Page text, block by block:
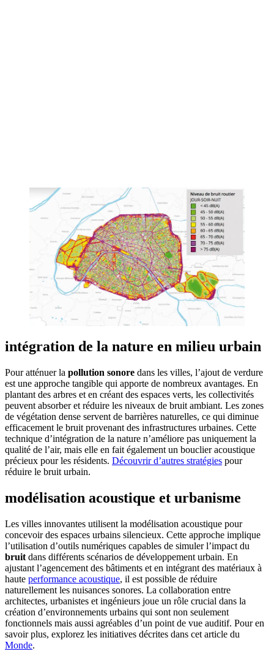
intégration de la nature en milieu urbain
Pour atténuer la pollution sonore dans les villes, l’ajout de verdure
est une approche tangible qui apporte de nombreux avantages. En
plantant des arbres et en créant des espaces verts, les collectivités
peuvent absorber et réduire les niveaux de bruit ambiant. Les zones
de végétation dense servent de barrières naturelles, ce qui diminue
efficacement le bruit provenant des infrastructures urbaines. Cette
technique d’intégration de la nature n’améliore pas uniquement la
qualité de l’air, mais elle en fait également un bouclier acoustique
précieux pour les résidents. Découvrir d’autres stratégies pour
réduire le bruit urbain.
modélisation acoustique et urbanisme
Les villes innovantes utilisent la modélisation acoustique pour
concevoir des espaces urbains silencieux. Cette approche implique
l’utilisation d’outils numériques capables de simuler l’impact du
bruit dans différents scénarios de développement urbain. En
ajustant l’agencement des bâtiments et en intégrant des matériaux à
haute performance acoustique, il est possible de réduire
naturellement les nuisances sonores. La collaboration entre
architectes, urbanistes et ingénieurs joue un rôle crucial dans la
création d’environnements urbains qui sont non seulement
fonctionnels mais aussi agréables d’un point de vue auditif. Pour en
savoir plus, explorez les initiatives décrites dans cet article du
Monde.